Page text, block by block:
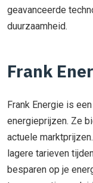
geavanceerde
duurzaamheid.
Frank
Frank Energie is
energieprijzen. Ze
actuele
lagere tarieven
besparen op je